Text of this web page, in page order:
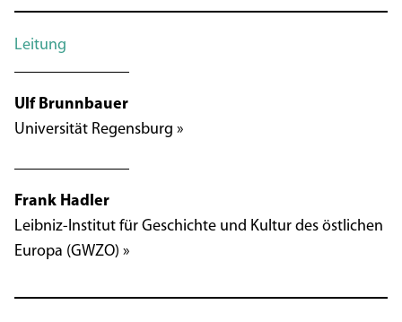
Leitung
Ulf Brunnbauer
Universität Regensburg »
Frank Hadler
Leibniz-Institut für Geschichte und Kultur des östlichen
Europa (GWZO) »